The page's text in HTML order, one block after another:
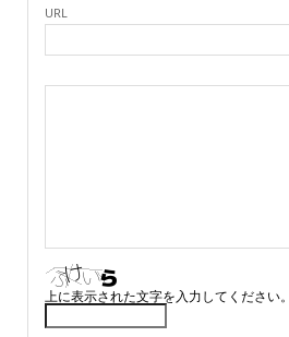
URL
上に表示された文字を入力してください。